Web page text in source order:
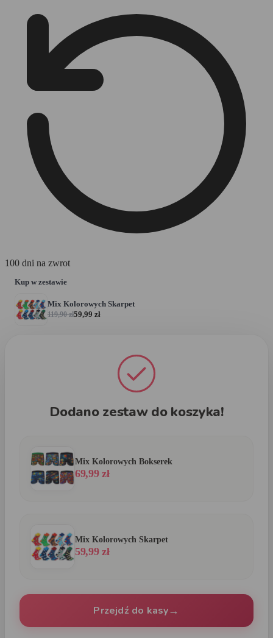
100 dni na zwrot
Kup w zestawie
Mix Kolorowych Skarpet
119,90zł59,99 zł
Dodano zestaw do koszyka!
Mix Kolorowych Bokserek
69,99 zł
Mix Kolorowych Skarpet
59,99 zł
Przejdź do kasy→